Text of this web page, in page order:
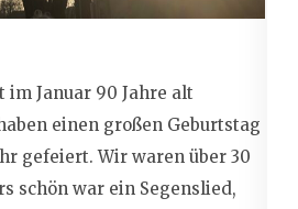
Januar 90 Jahre alt
einen großen Geburtstag
gefeiert. Wir waren über 30
schön war ein Segenslied,